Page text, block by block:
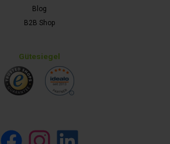
Blog
B2B Shop
Gütesiegel